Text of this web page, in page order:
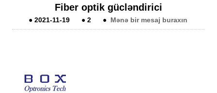
Fiber optik gücləndirici
●2021-11-19 ●2 ● Mənə bir mesaj buraxın